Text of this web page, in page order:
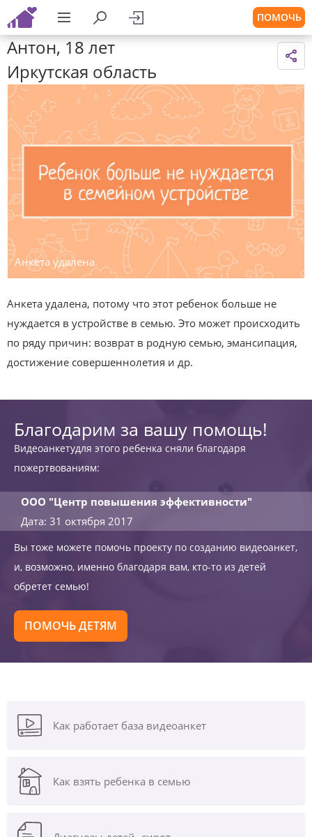
ПОМОЧЬ
Антон, 18 лет
Иркутская область
Анкета удалена.
Анкета удалена, потому что этот ребенок больше не
нуждается в устройстве в семью. Это может происходить
по ряду причин: возврат в родную семью, эмансипация,
достижение совершеннолетия и др.
Благодарим за вашу помощь!
Видеоанкетудля этого ребенка сняли благодаря
пожертвованиям:
ООО "Центр повышения эффективности"
Дата: 31 октября 2017
Вы тоже можете помочь проекту по созданию видеоанкет,
и, возможно, именно благодаря вам, кто-то из детей
обретет семью!
ПОМОЧЬ ДЕТЯМ
Как работает база видеоанкет
Как взять ребенка в семью